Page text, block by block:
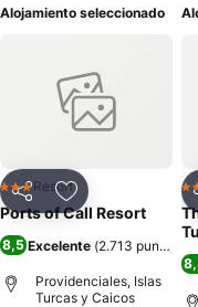
Alojamiento seleccionado
CompartirAgregar a
3 Estrellas
Resort
Ports of Call Resort
8,5 Excelente (2.713
Providenciales, Islas
Turcas y Caicos
5